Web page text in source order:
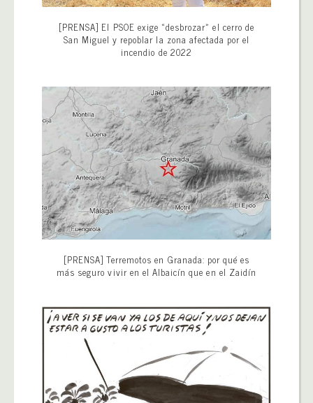
[PRENSA] El PSOE exige «desbrozar» el cerro de
San Miguel y repoblar la zona afectada por el
incendio de 2022
[PRENSA] Terremotos en Granada: por qué es
más seguro vivir en el Albaicín que en el Zaidín